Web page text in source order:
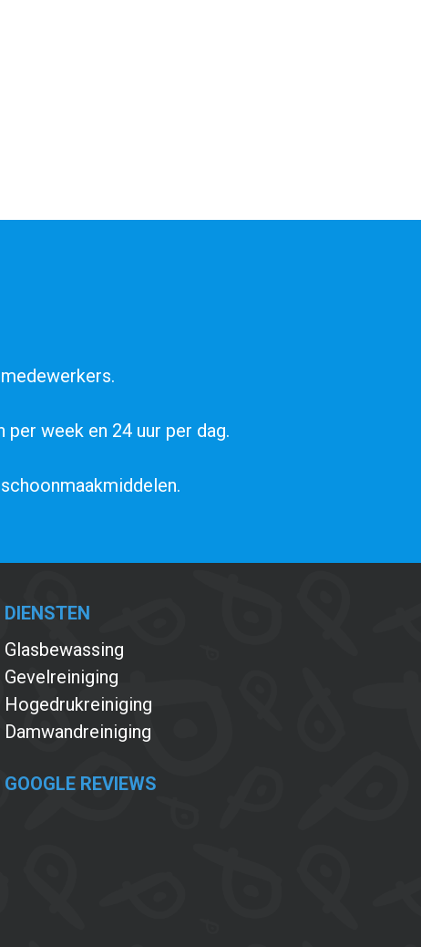
week en 24 uur per dag.
DIENSTEN
Glasbewassing
Gevelreiniging
Hogedrukreiniging
Damwandreiniging
GOOGLE REVIEWS